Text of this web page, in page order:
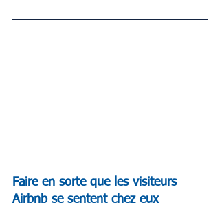
Faire en sorte que les visiteurs
Airbnb se sentent chez eux